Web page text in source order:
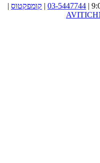
03-5447744
| קומפקטוס |